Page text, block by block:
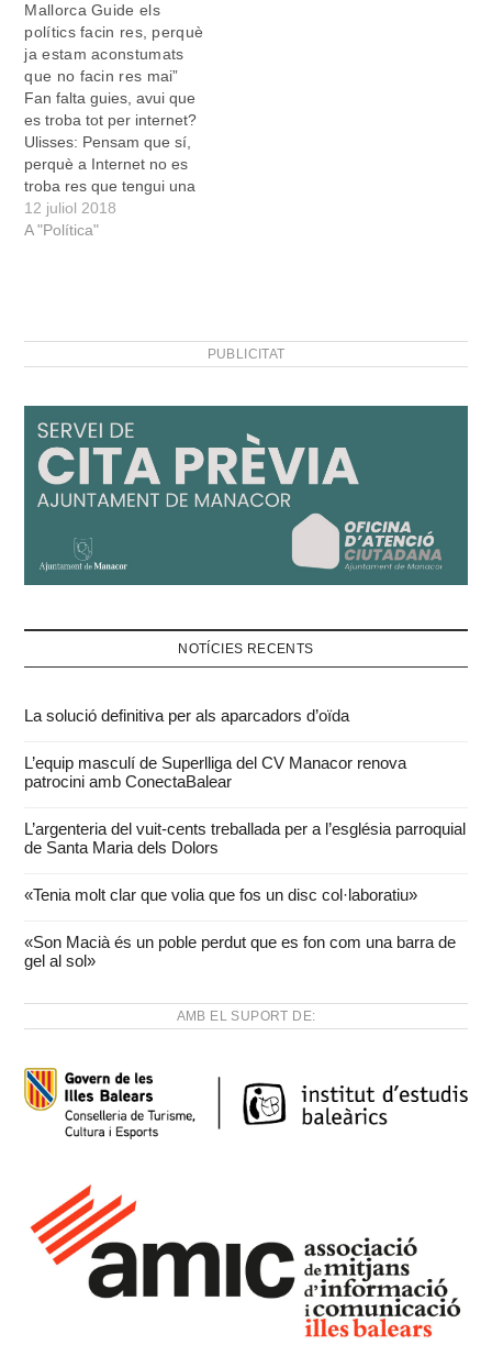
Mallorca Guide els
polítics facin res, perquè
ja estam aconstumats
que no facin res mai”
Fan falta guies, avui que
es troba tot per internet?
Ulisses: Pensam que sí,
perquè a Internet no es
troba res que tengui una
mínima qualitat.
Comences a cercar coses
també vàrem pensar…
12 juliol 2018
A "Política"
PUBLICITAT
NOTÍCIES RECENTS
La solució definitiva per als aparcadors d’oïda
L’equip masculí de Superlliga del CV Manacor renova
patrocini amb ConectaBalear
L’argenteria del vuit-cents treballada per a l’església parroquial
de Santa Maria dels Dolors
«Tenia molt clar que volia que fos un disc col·laboratiu»
«Son Macià és un poble perdut que es fon com una barra de
gel al sol»
AMB EL SUPORT DE: